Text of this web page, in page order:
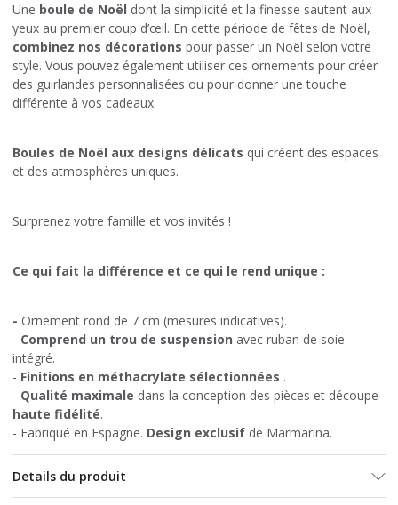
Une boule de Noël dont la simplicité et la finesse sautent aux
yeux au premier coup d’œil. En cette période de fêtes de Noël,
combinez nos décorations pour passer un Noël selon votre
style. Vous pouvez également utiliser ces ornements pour créer
des guirlandes personnalisées ou pour donner une touche
différente à vos cadeaux.
Boules de Noël aux designs délicats qui créent des espaces
et des atmosphères uniques.
Surprenez votre famille et vos invités !
Ce qui fait la différence et ce qui le rend unique :
- Ornement rond de 7 cm (mesures indicatives).
- Comprend un trou de suspension avec ruban de soie
intégré.
- Finitions en méthacrylate sélectionnées .
- Qualité maximale dans la conception des pièces et découpe
haute fidélité.
- Fabriqué en Espagne. Design exclusif de Marmarina.
Details du produit